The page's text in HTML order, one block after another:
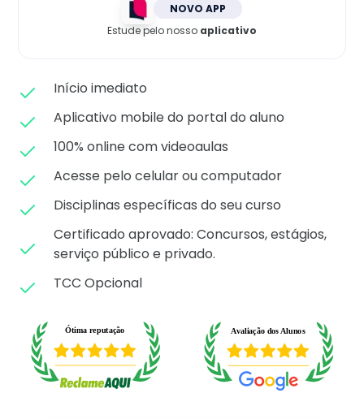
NOVO APP
Estude pelo nosso aplicativo
Início imediato
Aplicativo mobile do portal do aluno
100% online com videoaulas
Acesse pelo celular ou computador
Disciplinas específicas do seu curso
Certificado aprovado: Concursos, estágios,
serviço público e privado.
TCC Opcional